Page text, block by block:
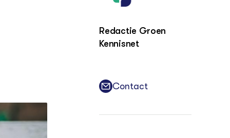
Vakbladen
Redactie Groen
Kennisnet
Contact